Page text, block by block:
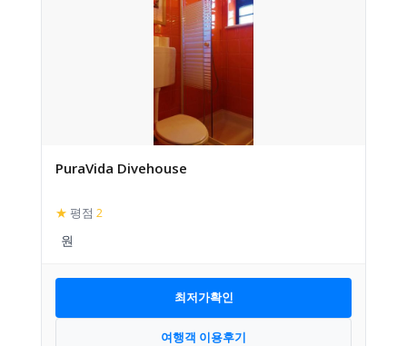
PuraVida Divehouse
★ 평점 2
최저가확인
여행객 이용후기